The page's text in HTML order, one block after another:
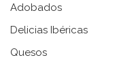
Adobados
Delicias Ibéricas
Quesos